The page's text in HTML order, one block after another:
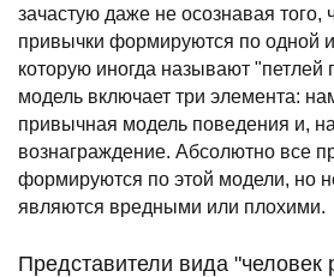
зачастую даже не осознавая
привычки формируются по одной
которую иногда называют "петлей
модель включает три элемента:
привычная модель поведения и,
вознаграждение. Абсолютно все
формируются по этой модели, но
являются вредными или плохими.
Представители вида "человек